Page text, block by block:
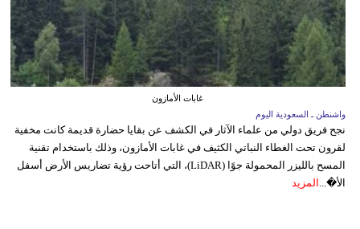
غابات الأمازون
واشنطن ـ السعودية اليوم
نجح فريق دولي من علماء الآثار في الكشف عن بقايا حضارة قديمة كانت مخفية
لقرون تحت الغطاء النباتي الكثيف في غابات الأمازون، وذلك باستخدام تقنية
المسح بالليزر المحمولة جوًا (LiDAR)، التي أتاحت رؤية تضاريس الأرض أسفل
الأ�... المزيد